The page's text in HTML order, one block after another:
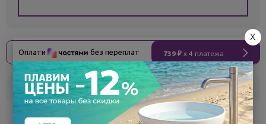
Оплати без переплат 739 ₽ x 4 платежа
Склад Кол-во Срок поставки
под заказ
X